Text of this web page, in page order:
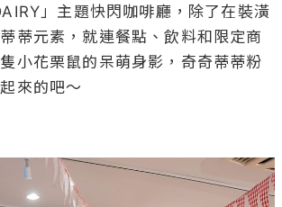
」主題快閃咖啡廳，除了在裝潢
蒂元素，就連餐點、飲料和限定商
小花栗鼠的呆萌身影，奇奇蒂蒂粉
來的吧～